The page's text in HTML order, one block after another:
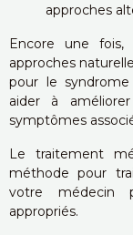
approches
Encore une
approches
pour le
aider à
symptômes
Le traitement
méthode pour
votre médecin
appropriés.